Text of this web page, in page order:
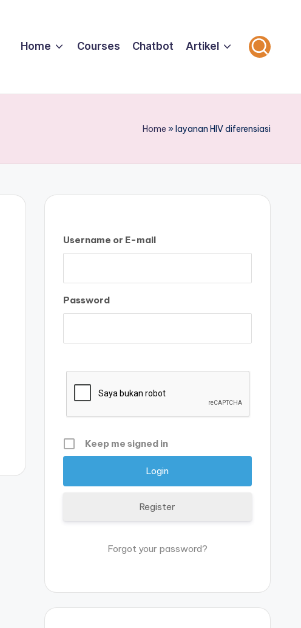
Home Courses Chatbot Artikel
Home »layanan HIV diferensiasi
Username or E-mail
Password
Keep me signed in
Register
Forgot your password?